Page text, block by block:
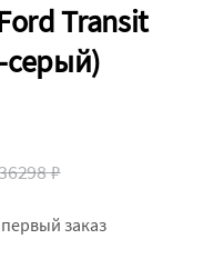
Transit
серый)
₽
заказ